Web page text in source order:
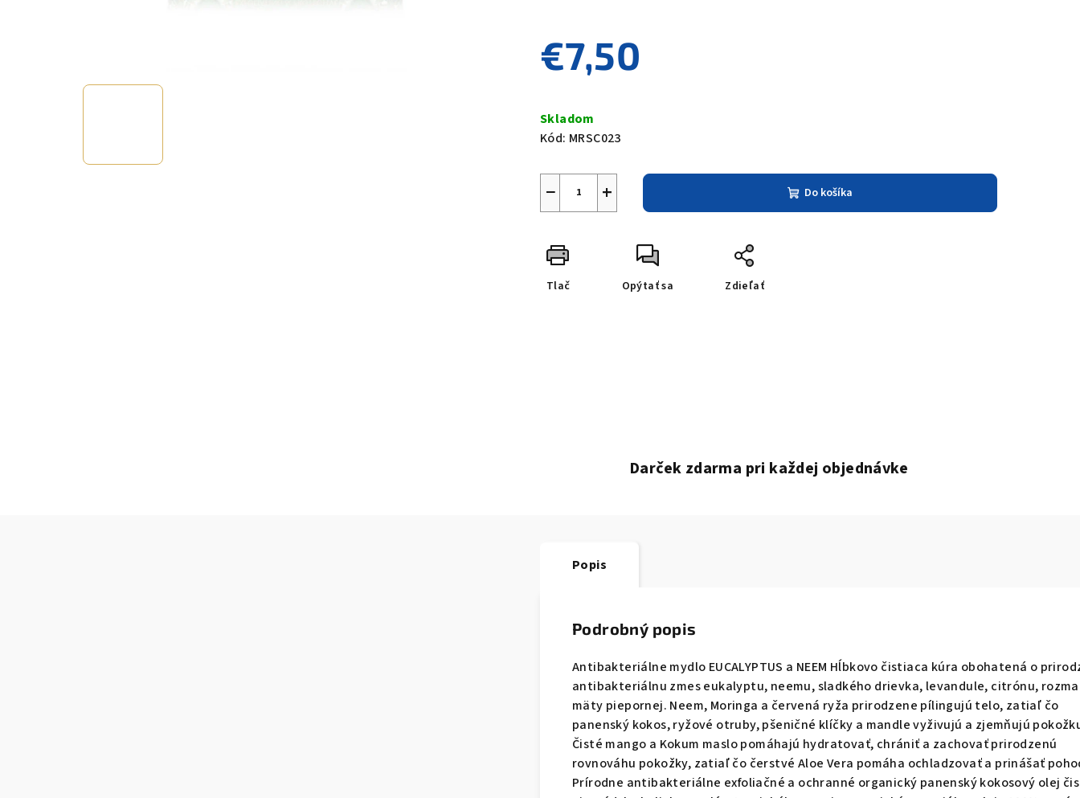
€7,50
cena:
Skladom
Kód: MRSC023
+
− Do košíka
Tlač Opýtať sa Zdieľať
Darček zdarma pri každej objednávke
Popis
Podrobný popis
Antibakteriálne mydlo EUCALYPTUS a NEEM Hĺbkovo čistiaca kúra obohatená o
antibakteriálnu zmes eukalyptu, neemu, sladkého drievka, levandule, citrónu,
mäty piepornej. Neem, Moringa a červená ryža prirodzene pílingujú telo, zatiaľ čo
panenský kokos, ryžové otruby, pšeničné klíčky a mandle vyživujú a zjemňujú
Čisté mango a Kokum maslo pomáhajú hydratovať, chrániť a zachovať prirodzenú
rovnováhu pokožky, zatiaľ čo čerstvé Aloe Vera pomáha ochladzovať a prinášať
Prírodne antibakteriálne exfoliačné a ochranné organický panenský kokosový olej